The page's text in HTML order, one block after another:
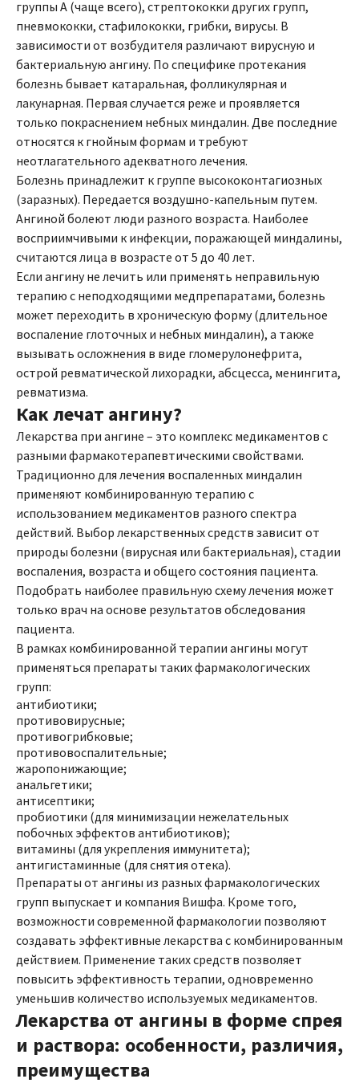
группы А (чаще всего), стрептококки других групп,
пневмококки, стафилококки, грибки, вирусы. В
зависимости от возбудителя различают вирусную и
бактериальную ангину. По специфике протекания
болезнь бывает катаральная, фолликулярная и
лакунарная. Первая случается реже и проявляется
только покраснением небных миндалин. Две последние
относятся к гнойным формам и требуют
неотлагательного адекватного лечения.
Болезнь принадлежит к группе высококонтагиозных
(заразных). Передается воздушно-капельным путем.
Ангиной болеют люди разного возраста. Наиболее
восприимчивыми к инфекции, поражающей миндалины,
считаются лица в возрасте от 5 до 40 лет.
Если ангину не лечить или применять неправильную
терапию с неподходящими медпрепаратами, болезнь
может переходить в хроническую форму (длительное
воспаление глоточных и небных миндалин), а также
вызывать осложнения в виде гломерулонефрита,
острой ревматической лихорадки, абсцесса, менингита,
ревматизма.
Как лечат ангину?
Лекарства при ангине – это комплекс медикаментов с
разными фармакотерапевтическими свойствами.
Традиционно для лечения воспаленных миндалин
применяют комбинированную терапию с
использованием медикаментов разного спектра
действий. Выбор лекарственных средств зависит от
природы болезни (вирусная или бактериальная), стадии
воспаления, возраста и общего состояния пациента.
Подобрать наиболее правильную схему лечения может
только врач на основе результатов обследования
пациента.
В рамках комбинированной терапии ангины могут
применяться препараты таких фармакологических
групп:
антибиотики;
противовирусные;
противогрибковые;
противовоспалительные;
жаропонижающие;
анальгетики;
антисептики;
пробиотики (для минимизации нежелательных
побочных эффектов антибиотиков);
витамины (для укрепления иммунитета);
антигистаминные (для снятия отека).
Препараты от ангины из разных фармакологических
групп выпускает и компания Вишфа. Кроме того,
возможности современной фармакологии позволяют
создавать эффективные лекарства с комбинированным
действием. Применение таких средств позволяет
повысить эффективность терапии, одновременно
уменьшив количество используемых медикаментов.
Лекарства от ангины в форме спрея
и раствора: особенности, различия,
преимущества